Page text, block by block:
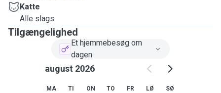
Katte
Alle slags
Tilgængelighed
Et hjemmebesøg om
dagen
august 2026
MA TI ON TO FR LØ SØ